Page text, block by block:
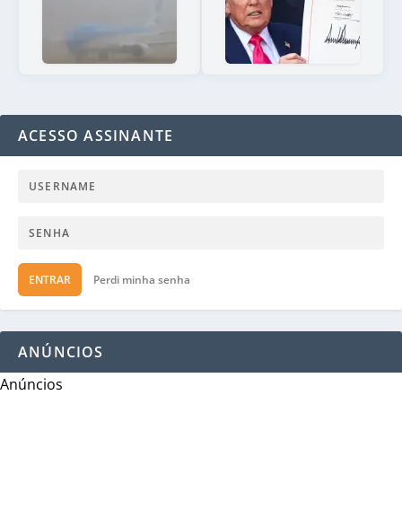
ACESSO ASSINANTE
ENTRAR Perdi minha senha
ANÚNCIOS
Anúncios